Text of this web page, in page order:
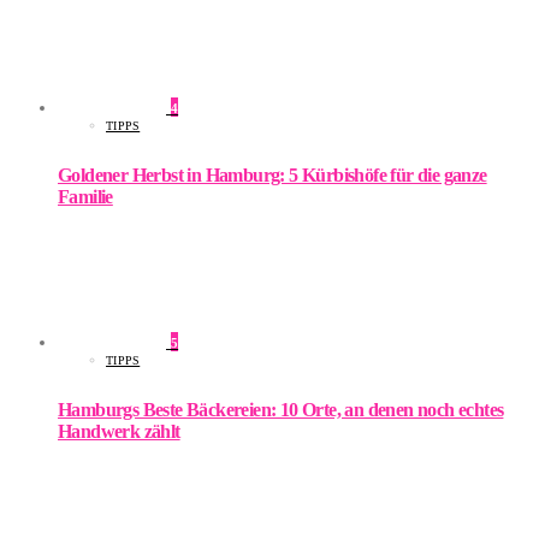
4
TIPPS
Goldener Herbst in Hamburg: 5 Kürbishöfe für die ganze
Familie
5
TIPPS
Hamburgs Beste Bäckereien: 10 Orte, an denen noch echtes
Handwerk zählt